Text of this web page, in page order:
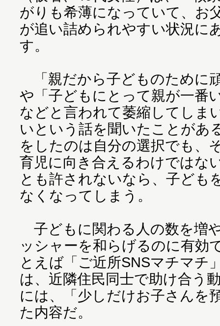
がりも希薄になっていて、お
が追い詰められやすい状況に
す。
「親だから子どものために
や「子どもにとって親が一番
などと言われて萎縮してしま
いという話を聞いたことがあ
をしたのは自分の選択でも、
育児に向き合えるわけではな
とも許されないなら、子ども
なくなってしまう。
子どもに関わる人の数を増
ッシャーを和らげるのに有効
とえば「ご近所SNSマチマチ
は、近隣住民同士で助け合う
には、「少しだけお子さんを
た内容だ。